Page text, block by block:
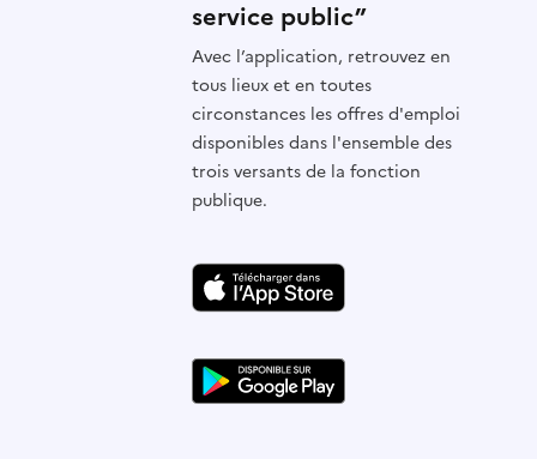
service public”
Avec l’application, retrouvez en
tous lieux et en toutes
circonstances les offres d'emploi
disponibles dans l'ensemble des
trois versants de la fonction
publique.